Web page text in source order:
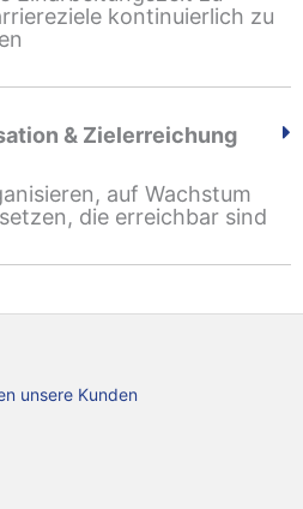
kontinuierlich zu
& Zielerreichung
auf Wachstum
die erreichbar sind
unsere Kunden